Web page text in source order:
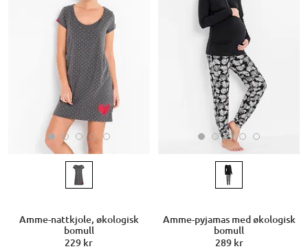
Amme-nattkjole, økologisk
bomull
229 kr
Amme-pyjamas med økologisk
bomull
289 kr